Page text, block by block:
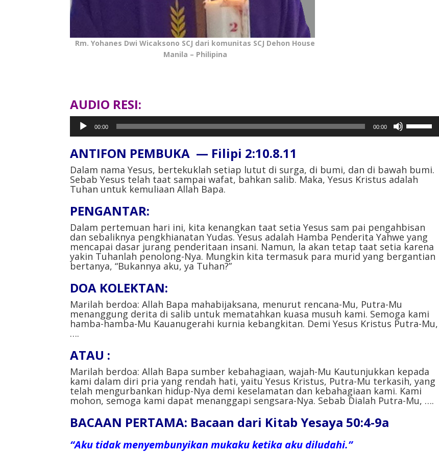
Rm. Yohanes Dwi Wicaksono SCJ dari komunitas SCJ Dehon House
Manila – Philipina
AUDIO RESI:
Pemutar
Audio
00:00 00:00
untuk
menaikkan
ANTIFON PEMBUKA — Filipi 2:10.8.11
Dalam nama Yesus, bertekuklah setiap lutut di surga, di bumi, dan di bawah bumi.
Sebab Yesus telah taat sampai wafat, bahkan salib. Maka, Yesus Kristus adalah
Tuhan untuk kemuliaan Allah Bapa.⁣⁣
PENGANTAR⁣:
Dalam pertemuan hari ini, kita kenangkan taat setia Yesus sam pai pengahbisan
dan sebaliknya pengkhianatan Yudas. Yesus adalah Hamba Penderita Yahwe yang
mencapai dasar jurang penderitaan insani. Namun, la akan tetap taat setia karena
yakin Tuhanlah penolong-Nya. Mungkin kita termasuk para murid yang bergantian
bertanya, “Bukannya aku, ya Tuhan?”⁣⁣
DOA KOLEKTAN:
Marilah berdoa: Allah Bapa mahabijaksana, menurut rencana-Mu, Putra-Mu
menanggung derita di salib untuk mematahkan kuasa musuh kami. Semoga kami
hamba-hamba-Mu Kauanugerahi kurnia kebangkitan. Demi Yesus Kristus Putra-Mu,
….⁣⁣
ATAU : ⁣
Marilah berdoa: Allah Bapa sumber kebahagiaan, wajah-Mu Kautunjukkan kepada
kami dalam diri pria yang rendah hati, yaitu Yesus Kristus, Putra-Mu terkasih, yang
telah mengurbankan hidup-Nya demi keselamatan dan kebahagiaan kami. Kami
mohon, semoga kami dapat menanggapi sengsara-Nya. Sebab Dialah Putra-Mu, ….⁣
BACAAN PERTAMA: Bacaan dari Kitab Yesaya 50:4-9a
“Aku tidak menyembunyikan mukaku ketika aku diludahi.”